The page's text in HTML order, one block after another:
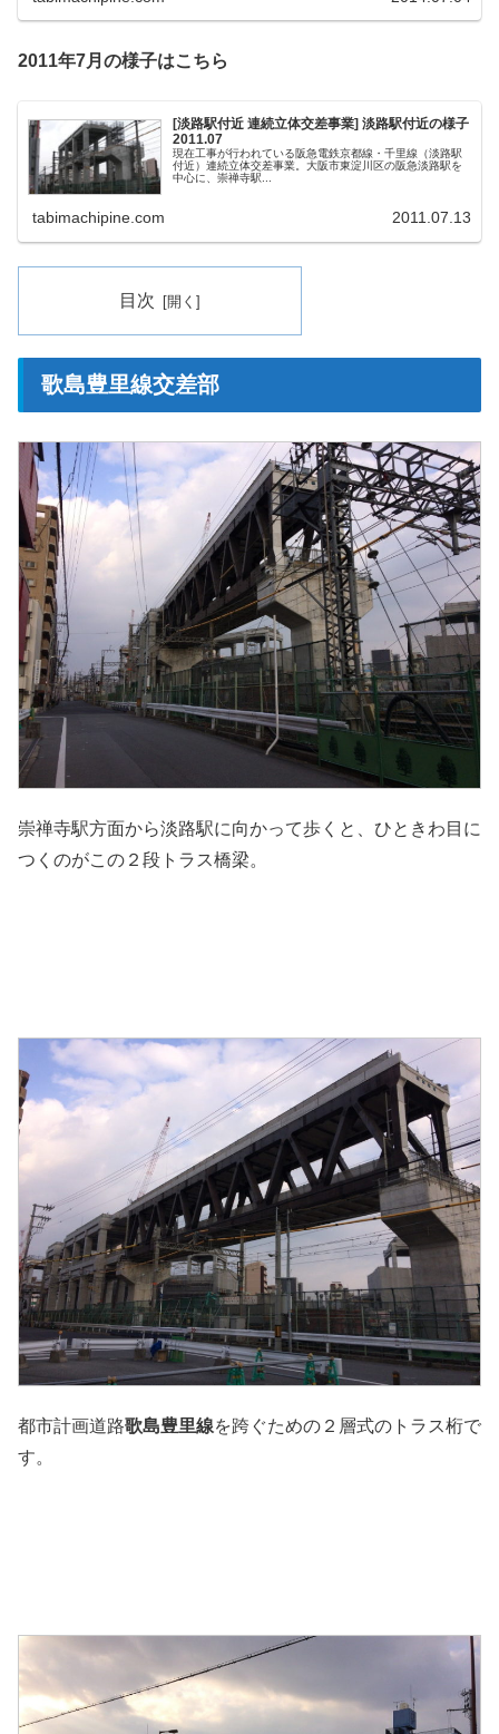
2011年7月の様子はこちら
[淡路駅付近 連続立体交差事業] 淡路駅付近の様子
2011.07
現在工事が行われている阪急電鉄京都線・千里線（淡路駅
付近）連続立体交差事業。大阪市東淀川区の阪急淡路駅を
中心に、崇禅寺駅...
tabimachipine.com 2011.07.13
目次
歌島豊里線交差部
崇禅寺駅方面から淡路駅に向かって歩くと、ひときわ目に
つくのがこの２段トラス橋梁。
都市計画道路歌島豊里線を跨ぐための２層式のトラス桁で
す。